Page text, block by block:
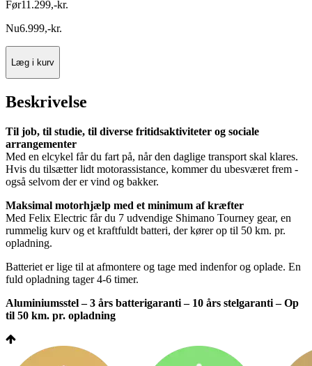
Før11.299,-kr.
Nu6.999,-kr.
Læg i kurv
Beskrivelse
Til job, til studie, til diverse fritidsaktiviteter og sociale
arrangementer
Med en elcykel får du fart på, når den daglige transport skal klares.
Hvis du tilsætter lidt motorassistance, kommer du ubesværet frem -
også selvom der er vind og bakker.
Maksimal motorhjælp med et minimum af kræfter
Med Felix Electric får du 7 udvendige Shimano Tourney gear, en
rummelig kurv og et kraftfuldt batteri, der kører op til 50 km. pr.
opladning.
Batteriet er lige til at afmontere og tage med indenfor og oplade. En
fuld opladning tager 4-6 timer.
Aluminiumsstel – 3 års batterigaranti – 10 års stelgaranti – Op
til 50 km. pr. opladning